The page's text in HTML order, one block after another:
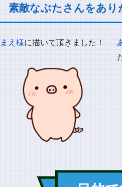
素敵なぶたさんをあり
まえ様に描いて頂きました！